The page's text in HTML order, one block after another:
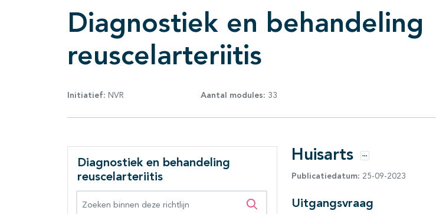
Diagnostiek en behandeling
reuscelarteriitis
Initiatief: NVR Aantal modules: 33
Diagnostiek en behandeling
reuscelarteriitis
Huisarts Opties
Publicatiedatum: 25-09-2023
Uitgangsvraag